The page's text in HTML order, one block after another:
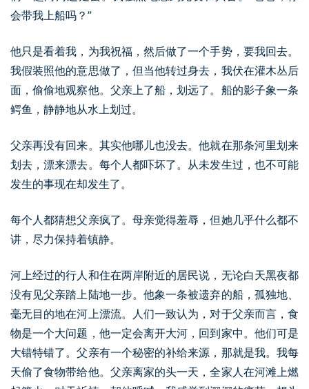
会带我上船吗？”
他只是看着我，为我祝福，然后做了一个手势，要我回去。
我假装照他的意思做了，但当他转过身去，我伏在灌木丛后
面，偷偷地观察他。父亲上了船，划远了。船的影子象一条
鳄鱼，静静地从水上划过。
父亲再没有回来。其实他哪儿也没去。他就在那条河里划来
划去，漂来漂去。每个人都吓坏了。从未发生过，也不可能
发生的事现在却发生了。
每个人都猜想父亲疯了。母亲觉得羞辱，但她几乎什么都不
讲，尽力保持着镇静。
河上经过的行人和住在两岸附近的居民说，无论白天黑夜都
没有见父亲踏上陆地一步。他象一条被遗弃的船，孤独地、
毫无目的地在河上漂流。人们一致认为，对于父亲而言，食
物是一个大问题，他一定会离开大河，回到家中。他们可是
大错特错了。父亲有一个秘密的补给来源，那就是我。我每
天偷了食物带给他。父亲离家的头一天，全家人在河滩上燃